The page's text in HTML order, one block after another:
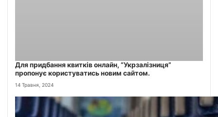
Для придбання квитків онлайн, “Укрзалізниця”
пропонує користуватись новим сайтом.
14 Травня, 2024